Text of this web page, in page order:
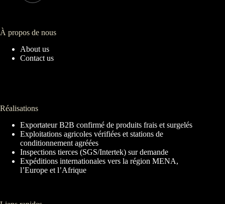
À propos de nous
About us
Contact us
Réalisations
Exportateur B2B confirmé de produits frais et surgelés
Exploitations agricoles vérifiées et stations de
conditionnement agréées
Inspections tierces (SGS/Intertek) sur demande
Expéditions internationales vers la région MENA,
l’Europe et l’Afrique